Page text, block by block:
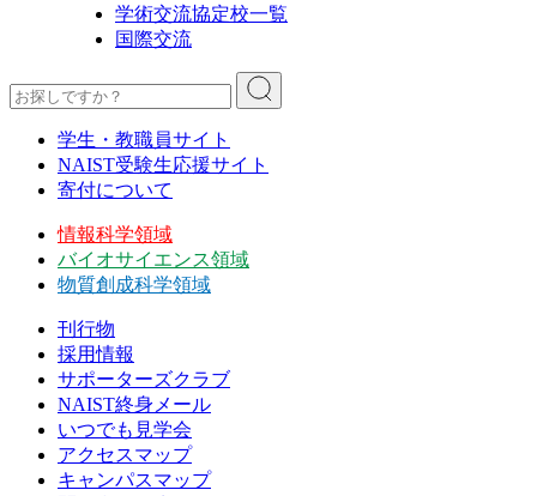
学術交流協定校一覧
国際交流
学生・教職員サイト
NAIST受験生応援サイト
寄付について
情報科学領域
バイオサイエンス領域
物質創成科学領域
刊行物
採用情報
サポーターズクラブ
NAIST終身メール
いつでも見学会
アクセスマップ
キャンパスマップ